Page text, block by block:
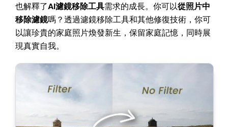
也解釋了AI濾鏡移除工具需求的成長。你可以從照片中
移除濾鏡嗎？透過濾鏡移除工具和其他修復技術，你可
以讓珍貴的家庭照片煥發新生，保留家庭記憶，同時展
現真實自我。